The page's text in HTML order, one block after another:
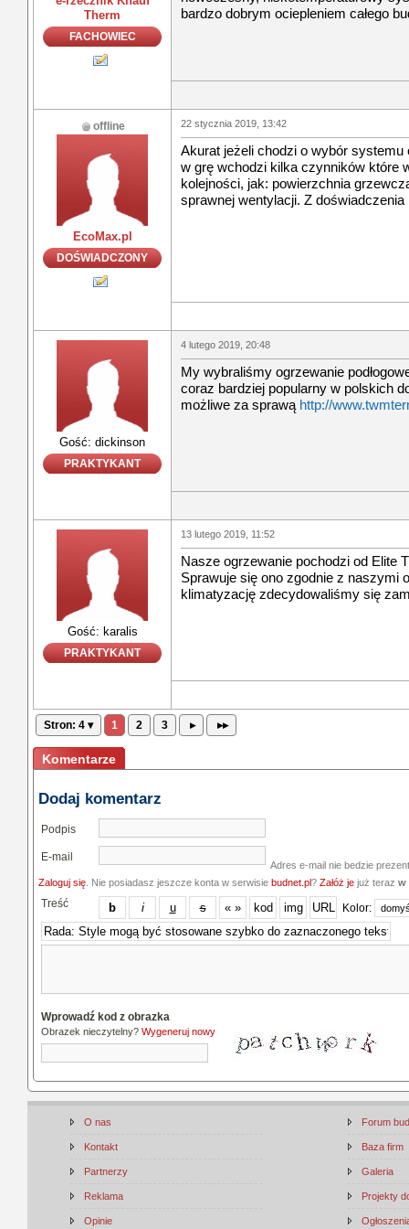
Therm
FACHOWIEC
bardzo dobrym ociepleniem całego
offline
EcoMax.pl
DOŚWIADCZONY
22 stycznia 2019, 13:42
Akurat jeżeli chodzi o wybór
w grę wchodzi kilka czynników które
kolejności, jak: powierzchnia
sprawnej wentylacji. Z
Gość: dickinson
PRAKTYKANT
4 lutego 2019, 20:48
My wybraliśmy ogrzewanie
coraz bardziej popularny w polskich
możliwe za sprawą http://
Gość: karalis
PRAKTYKANT
13 lutego 2019, 11:52
Nasze ogrzewanie pochodzi od Elite
Sprawuje się ono zgodnie z naszymi
klimatyzację zdecydowaliśmy się
Stron: 4 ▾ 1 2 3 ▸ ▸▸
Komentarze
Dodaj komentarz
Podpis
E-mail
Adres e-mail nie bedzie
Zaloguj się . Nie posiadasz jeszcze konta w serwisie budnet.pl? Załóż je już teraz w
Treść Kolor:
Wprowadź kod z obrazka
Obrazek nieczytelny? Wygeneruj nowy
O nas
Kontakt
Partnerzy
Reklama
Opinie
Forum
Baza firm
Galeria
Projekty